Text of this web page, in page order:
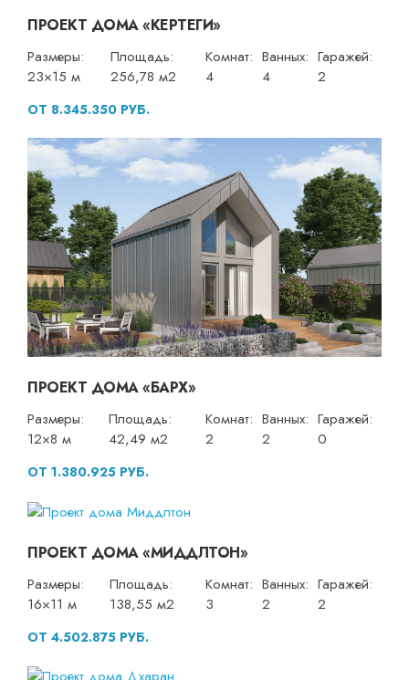
ПРОЕКТ ДОМА «КЕРТЕГИ»
Размеры:
23×15 м
Площадь:
256,78 м2
Комнат:
4
Ванных:
4
Гаражей:
2
ОТ 8.345.350 РУБ.
ПРОЕКТ ДОМА «БАРХ»
Размеры:
12×8 м
Площадь:
42,49 м2
Комнат:
2
Ванных:
2
Гаражей:
0
ОТ 1.380.925 РУБ.
ПРОЕКТ ДОМА «МИДДЛТОН»
Размеры:
16×11 м
Площадь:
138,55 м2
Комнат:
3
Ванных:
2
Гаражей:
2
ОТ 4.502.875 РУБ.